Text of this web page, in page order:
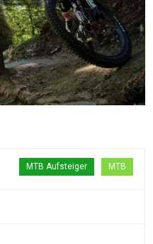
MTB
MTB Aufsteiger